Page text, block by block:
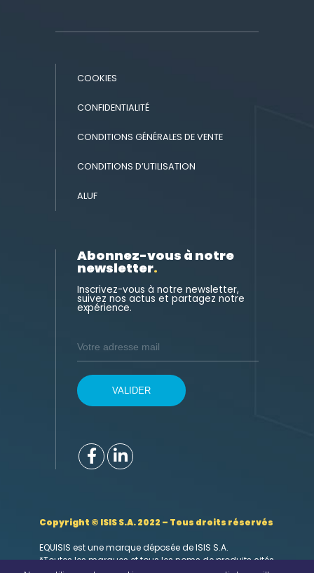
COOKIES
CONFIDENTIALITÉ
CONDITIONS GÉNÉRALES DE VENTE
CONDITIONS D’UTILISATION
ALUF
Abonnez-vous à notre
newsletter.
Inscrivez-vous à notre newsletter,
suivez nos actus et partagez notre
expérience.
Copyright © ISIS S.A. 2022 – Tous droits réservés
EQUISIS est une marque déposée de ISIS S.A.
*Toutes les marques et tous les noms de produits cités